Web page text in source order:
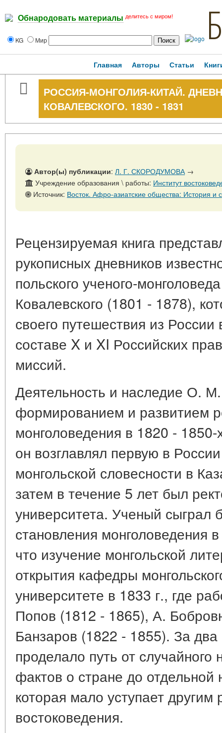
Обнародовать материалы делитесь с миром!
KG Мир
Главная Авторы Статьи
РОССИЯ-МОНГОЛИЯ-КИТАЙ.
КОВАЛЕВСКОГО. 1830 - 1831
Автор(ы) публикации: Л. Г. СКОРОДУМОВА→
Учреждение образования \ работы: Институт
Источник: Восток. Афро-азиатские общества: История и современность. - № 6. -
Рецензируемая книга
рукописных дневников
польского ученого-
Ковалевского (1801 - 1878),
своего путешествия из
составе X и XI Российских
миссий.
Деятельность и наследие О.
формированием и развитием
монголоведения в 1820 -
он возглавлял первую в
монгольской словесности в
затем в течение 5 лет был
университета. Ученый сыграл
становления монголоведения
что изучение монгольской
открытия кафедры
университете в 1833 г., где
Попов (1812 - 1865), А.
Банзаров (1822 - 1855). За два
проделало путь от
фактов о стране до
которая мало уступает
востоковедения.